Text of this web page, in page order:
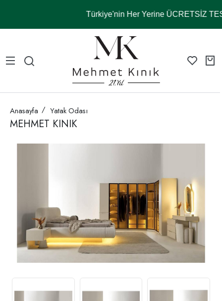
Türkiye'nin Her Yerine ÜCRETSİZ
Anasayfa Yatak Odası
MEHMET KINIK